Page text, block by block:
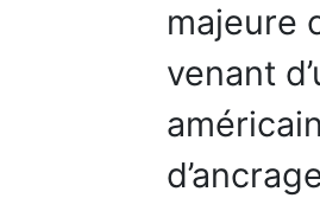
majeure
venant